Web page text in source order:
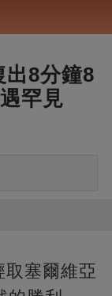
出8分鐘8
罕見
塞爾維亞